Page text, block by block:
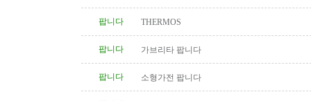
팝니다 THERMOS
팝니다 가브리타 팝니다
팝니다 소형가전 팝니다